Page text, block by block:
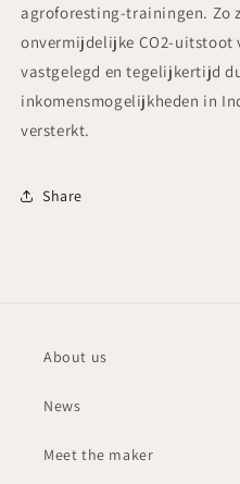
agroforesting-trainingen. Zo
onvermijdelijke CO2-uitstoot
vastgelegd en tegelijkertijd
inkomensmogelijkheden in
versterkt.
Share
About us
News
Meet the maker